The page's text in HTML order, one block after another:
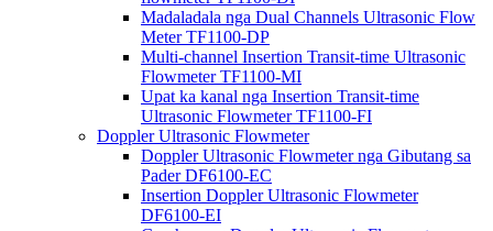
Madaladala nga Dual Channels Ultrasonic Flow
Meter TF1100-DP
Multi-channel Insertion Transit-time Ultrasonic
Flowmeter TF1100-MI
Upat ka kanal nga Insertion Transit-time
Ultrasonic Flowmeter TF1100-FI
Doppler Ultrasonic Flowmeter
Doppler Ultrasonic Flowmeter nga Gibutang sa
Pader DF6100-EC
Insertion Doppler Ultrasonic Flowmeter
DF6100-EI